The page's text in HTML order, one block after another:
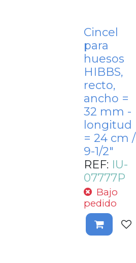
Cincel
para
huesos
HIBBS,
recto,
ancho =
32 mm -
longitud
= 24 cm /
9-1/2"
REF: IU-
07777P
Bajo
pedido